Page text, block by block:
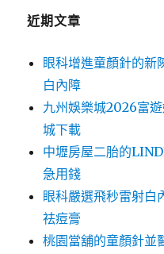
近期文章
眼科增進童顏針的新
白內障
九州娛樂城2026富
城下載
中壢房屋二胎的
急用錢
眼科嚴選飛秒雷射白
祛痘膏
桃園當舖的童顏針並